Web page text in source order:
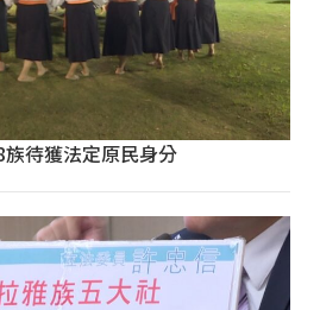
待獲法定原民身分